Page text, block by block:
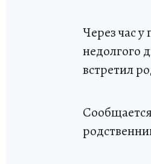
Через час
недолгого
встретил